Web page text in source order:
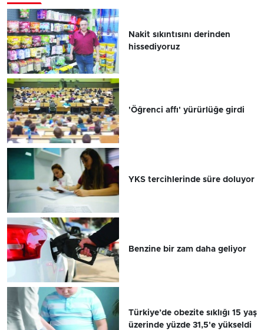
Nakit sıkıntısını derinden
hissediyoruz
'Öğrenci affı' yürürlüğe girdi
YKS tercihlerinde süre doluyor
Benzine bir zam daha geliyor
Türkiye’de obezite sıklığı 15 yaş
üzerinde yüzde 31,5'e yükseldi